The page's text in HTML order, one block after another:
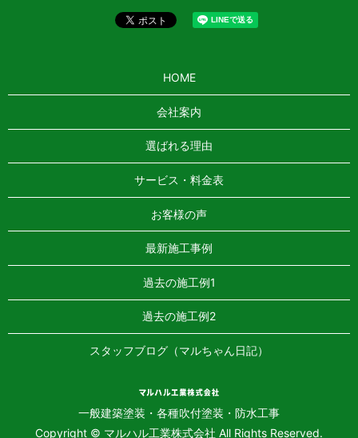
HOME
会社案内
選ばれる理由
サービス・料金表
お客様の声
最新施工事例
過去の施工例1
過去の施工例2
スタッフブログ（マルちゃん日記）
一般建築塗装・各種吹付塗装・防水工事
Copyright © マルハル工業株式会社 All Rights Reserved.